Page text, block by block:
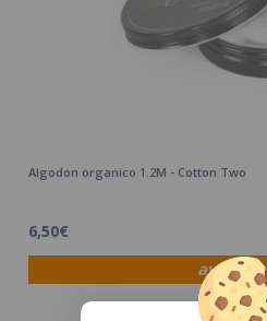
avísame
Algodon organico 1.2M - Cotton Two
6,50€